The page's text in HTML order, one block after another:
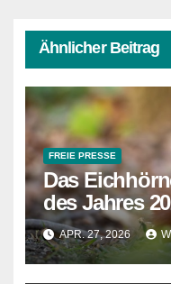
Ähnlicher Beitrag
FREIE PRESSE
Das
des Jahres
APR. 27, 2026